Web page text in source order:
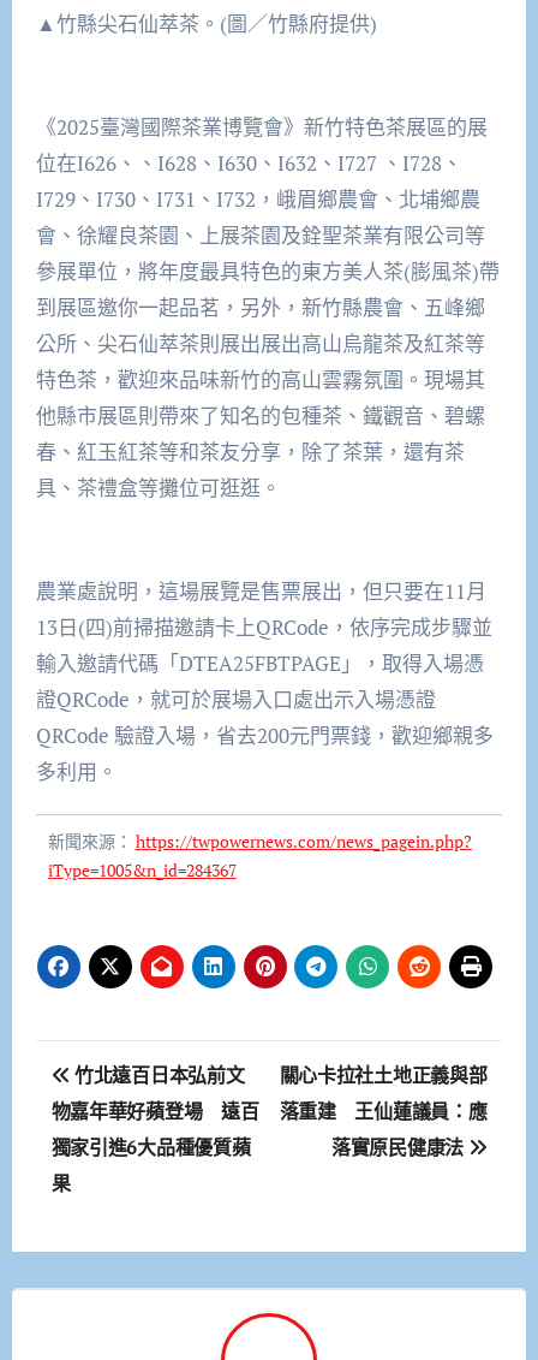
▲竹縣尖石仙萃茶。(圖／竹縣府提供)
《2025臺灣國際茶業博覽會》新竹特色茶展區的展
位在I626、、I628、I630、I632、I727 、I728、
I729、I730、I731、I732，峨眉鄉農會、北埔鄉農
會、徐耀良茶園、上展茶園及銓聖茶業有限公司等
參展單位，將年度最具特色的東方美人茶(膨風茶)帶
到展區邀你一起品茗，另外，新竹縣農會、五峰鄉
公所、尖石仙萃茶則展出展出高山烏龍茶及紅茶等
特色茶，歡迎來品味新竹的高山雲霧氛圍。現場其
他縣市展區則帶來了知名的包種茶、鐵觀音、碧螺
春、紅玉紅茶等和茶友分享，除了茶葉，還有茶
具、茶禮盒等攤位可逛逛。
農業處說明，這場展覽是售票展出，但只要在11月
13日(四)前掃描邀請卡上QRCode，依序完成步驟並
輸入邀請代碼「DTEA25FBTPAGE」，取得入場憑
證QRCode，就可於展場入口處出示入場憑證
QRCode 驗證入場，省去200元門票錢，歡迎鄉親多
多利用。
新聞來源： https://twpowernews.com/news_pagein.php?
iType=1005&n_id=284367
文
章
導
竹北遠百日本弘前文
物嘉年華好蘋登場 遠百
獨家引進6大品種優質蘋
果
關心卡拉社土地正義與部
落重建 王仙蓮議員：應
落實原民健康法